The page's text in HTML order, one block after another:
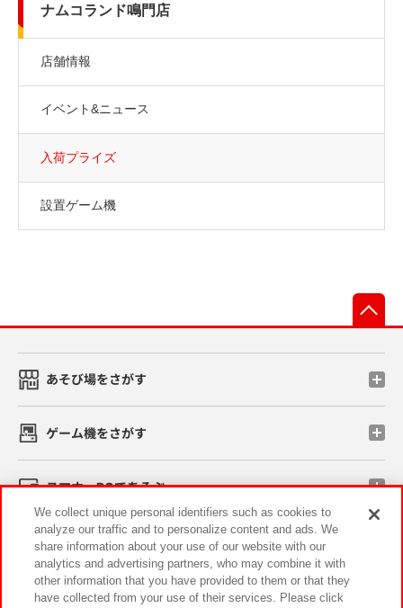
ナムコランド鳴門店
店舗情報
イベント&ニュース
入荷プライズ
設置ゲーム機
あそび場をさがす
ゲーム機をさがす
スマホ・PCであそぶ
イベント・キャンペーン
We collect unique personal identifiers such as cookies to
analyze our traffic and to personalize content and ads. We
share information about your use of our website with our
analytics and advertising partners, who may combine it with
other information that you have provided to them or that they
have collected from your use of their services. Please click